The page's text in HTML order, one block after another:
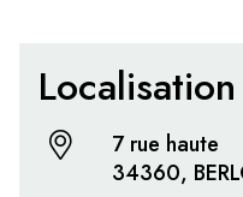
7 rue haute
34360,